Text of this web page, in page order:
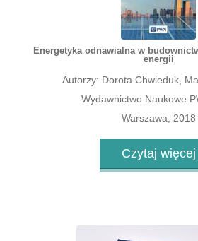
Energetyka odnawialna w
energii
Autorzy: Dorota Chwieduk,
Wydawnictwo Naukowe
Warszawa, 2018
Czytaj więcej